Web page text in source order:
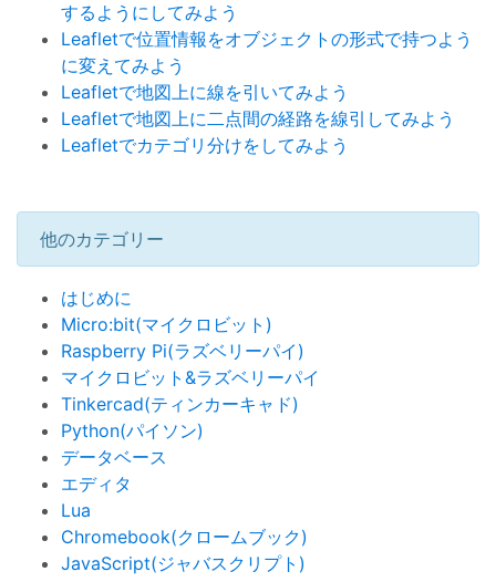
するようにしてみよう
Leafletで位置情報をオブジェクトの形式で持つよう
に変えてみよう
Leafletで地図上に線を引いてみよう
Leafletで地図上に二点間の経路を線引してみよう
Leafletでカテゴリ分けをしてみよう
他のカテゴリー
はじめに
Micro:bit(マイクロビット)
Raspberry Pi(ラズベリーパイ)
マイクロビット&ラズベリーパイ
Tinkercad(ティンカーキャド)
Python(パイソン)
データベース
エディタ
Lua
Chromebook(クロームブック)
JavaScript(ジャバスクリプト)